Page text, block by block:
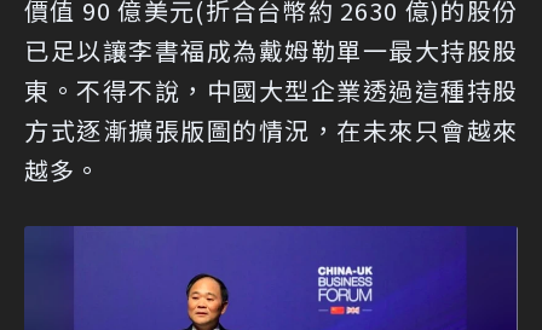
價值 90 億美元(折合台幣約 2630 億)的股份
已足以讓李書福成為戴姆勒單一最大持股股
東。不得不說，中國大型企業透過這種持股
方式逐漸擴張版圖的情況，在未來只會越來
越多。